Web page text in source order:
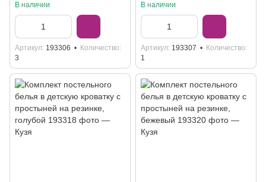
В наличии
Артикул 193306
Количество
3
В наличии
Артикул 193307
Количество
1